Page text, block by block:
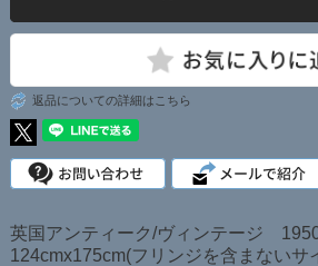
返品についての詳細はこちら
英国アンティーク/ヴィンテージ
124cmx175cm(フリンジを含まない